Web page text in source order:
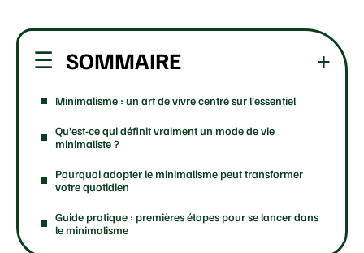
SOMMAIRE
Minimalisme : un art de vivre centré sur l’essentiel
Qu’est-ce qui définit vraiment un mode de vie
minimaliste ?
Pourquoi adopter le minimalisme peut transformer
votre quotidien
Guide pratique : premières étapes pour se lancer dans
le minimalisme